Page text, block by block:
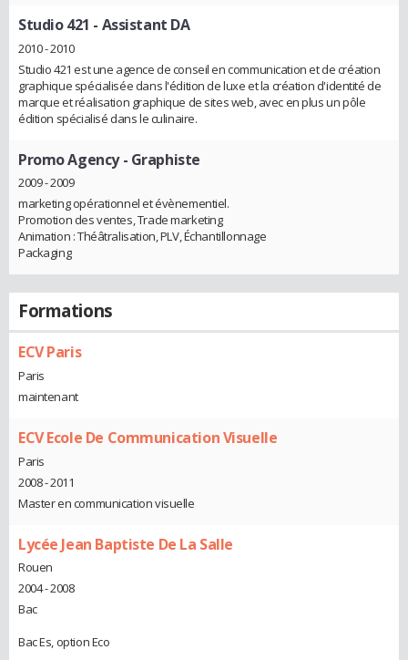
Studio 421 - Assistant DA
2010 - 2010
Studio 421 est une agence de conseil en communication et de création
graphique spécialisée dans l'édition de luxe et la création d'identité de
marque et réalisation graphique de sites web, avec en plus un pôle
édition spécialisé dans le culinaire.
Promo Agency- Graphiste
2009 - 2009
marketing opérationnel et évènementiel.
Promotion des ventes, Trade marketing
Animation : Théâtralisation, PLV, Échantillonnage
Packaging
Formations
ECV Paris
Paris
maintenant
ECV Ecole De Communication Visuelle
Paris
2008 - 2011
Master en communication visuelle
Lycée Jean Baptiste De La Salle
Rouen
2004 - 2008
Bac
Bac Es, option Eco